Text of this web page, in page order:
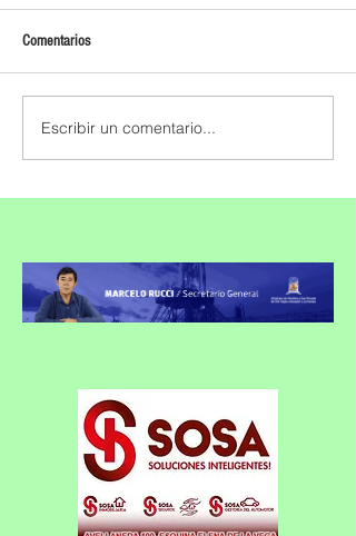
Comentarios
Escribir un comentario...